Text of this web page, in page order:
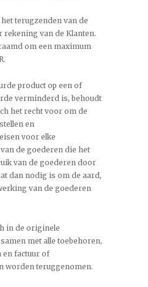
terugzenden van de
van de Klanten.
om een maximum
product op een of
verminderd is, behoudt
het recht voor om de
en
voor elke
de goederen die het
van de goederen door
dan nodig is om de aard,
van de goederen
in de originele
met alle toebehoren,
en factuur of
worden teruggenomen.